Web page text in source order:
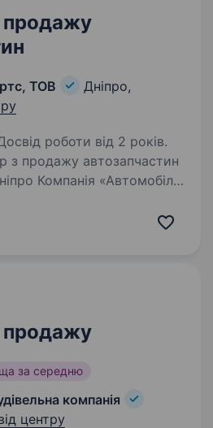
ТОВ
Дніпро,
роботи від 2 років.
з продажу автозапчастин
Компанія «Автомобіле
американських та
за середню
компанія
центру